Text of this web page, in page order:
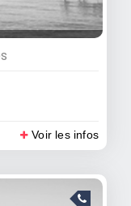
Voir les infos